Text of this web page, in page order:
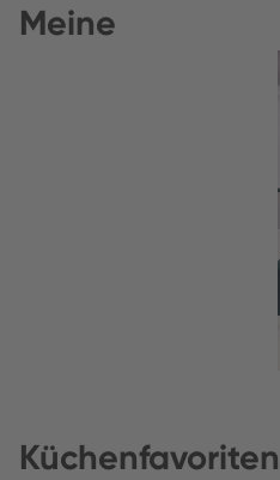
Meine
Küchenfavoriten